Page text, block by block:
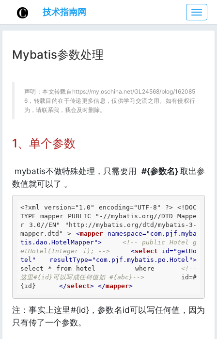
技
术
指
技术指南网
Mybatis参数处理
声明：本文转载自https://my.oschina.net/GL24568/blog/162085
6，转载目的在于传递更多信息，仅供学习交流之用。如有侵权行
为，请联系我，我会及时删除。
1、单个参数
mybatis不做特殊处理，只需要用 #{参数名} 取出参
数值就可以了 。
<?xml version="1.0" encoding="UTF-8" ?> <!DOC
TYPE mapper PUBLIC "-//mybatis.org//DTD Mappe
r 3.0//EN" "http://mybatis.org/dtd/mybatis-3-
mapper.dtd" >
<mapper namespace="com.pjf.myba
tis.dao.HotelMapper">
<!-- public Hotel g
etHotel(Integer i); -->
<select id="getHo
tel"
resultType="com.pjf.mybatis.po.Hotel">
select * from hotel         where <!--
这里#{id}可以写成任何值如 #{abc}-->
         id=#
{id} </select> </mapper>
注：事实上这里#{id}，参数名id可以写任何值，因为
只有传了一个参数。